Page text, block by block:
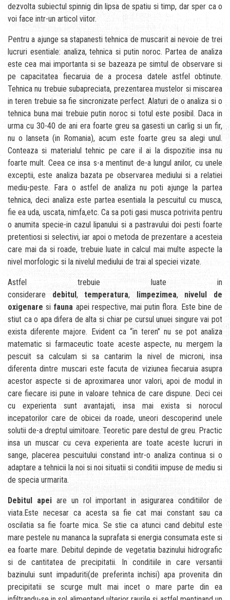
dezvolta subiectul spinnig din lipsa de spatiu si timp, dar sper ca o
voi face intr-un articol viitor.
Pentru a ajunge sa stapanesti tehnica de muscarit ai nevoie de trei
lucruri esentiale: analiza, tehnica si putin noroc. Partea de analiza
este cea mai importanta si se bazeaza pe simtul de observare si
pe capacitatea fiecaruia de a procesa datele astfel obtinute.
Tehnica nu trebuie subapreciata, prezentarea mustelor si miscarea
in teren trebuie sa fie sincronizate perfect. Alaturi de o analiza si o
tehnica buna mai trebuie putin noroc si totul este posibil. Daca in
urma cu 30-40 de ani era foarte greu sa gasesti un carlig si un fir,
nu o lanseta (in Romania), acum este foarte greu sa alegi unul.
Conteaza si materialul tehnic pe care il ai la dispozitie insa nu
foarte mult. Ceea ce insa s-a mentinut de-a lungul anilor, cu unele
exceptii, este analiza bazata pe observarea mediului si a relatiei
mediu-peste. Fara o astfel de analiza nu poti ajunge la partea
tehnica, deci analiza este partea esentiala la pescuitul cu musca,
fie ea uda, uscata, nimfa,etc. Ca sa poti gasi musca potrivita pentru
o anumita specie-in cazul lipanului si a pastravului doi pesti foarte
pretentiosi si selectivi, iar apoi o metoda de prezentare a acesteia
care mai da si roade, trebuie luate in calcul mai multe aspecte la
nivel morfologic si la nivelul mediului de trai al speciei vizate.
Astfel trebuie luate in
considerare debitul , temperatura, limpezimea, nivelul de
oxigenare si fauna apei respective, mai putin flora. Este bine de
stiut ca o apa difera de alta si chiar pe cursul unuei singure vai pot
exista diferente majore. Evident ca “in teren” nu se pot analiza
matematic si farmaceutic toate aceste aspecte, nu mergem la
pescuit sa calculam si sa cantarim la nivel de microni, insa
diferenta dintre muscari este facuta de viziunea fiecaruia asupra
acestor aspecte si de aproximarea unor valori, apoi de modul in
care fiecare isi pune in valoare tehnica de care dispune. Deci cei
cu experienta sunt avantajati, insa mai exista si norocul
incepatorilor care de obicei da roade, uneori descoperind unele
solutii de-a dreptul uimitoare. Teoretic pare destul de greu. Practic
insa un muscar cu ceva experienta are toate aceste lucruri in
sange, placerea pescuitului constand intr-o analiza continua si o
adaptare a tehnicii la noi si noi situatii si conditii impuse de mediu si
de specia urmarita.
Debitul apeiare un rol important in asigurarea conditiilor de
viata.Este necesar ca acesta sa fie cat mai constant sau ca
oscilatia sa fie foarte mica. Se stie ca atunci cand debitul este
mare pestele nu mananca la suprafata si energia consumata este si
ea foarte mare. Debitul depinde de vegetatia bazinului hidrografic
si de cantitatea de precipitatii. In conditiile in care versantii
bazinului sunt impaduriti(de preferinta inchisi) apa provenita din
precipitatii se scurge mult mai incet o mare parte din ea